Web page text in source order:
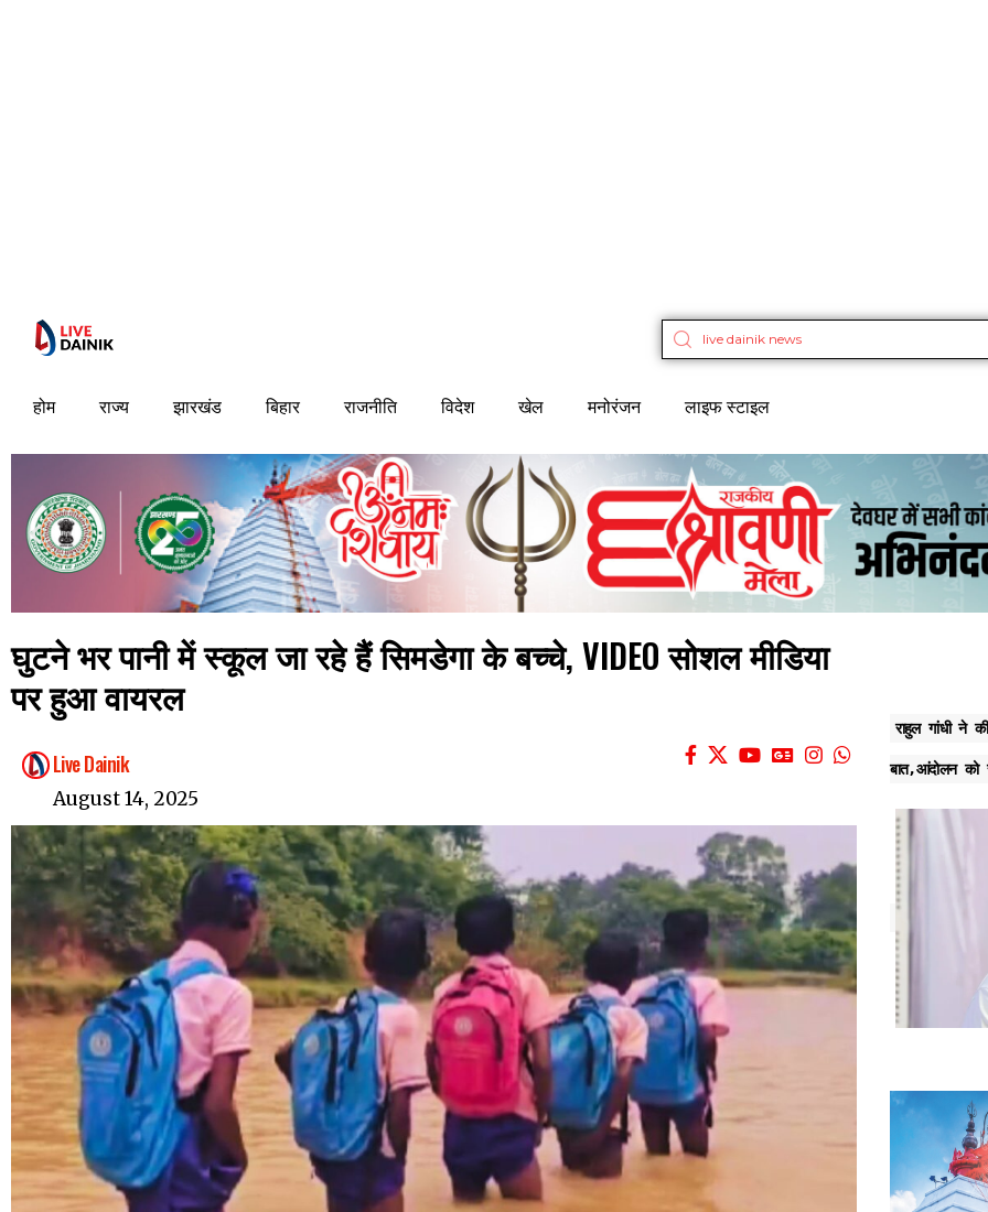
होम राज्य झारखंड बिहार राजनीति विदेश खेल मनोरंजन लाइफ स्टाइल
घुटने भर पानी में स्कूल जा रहे हैं सिमडेगा के बच्चे, VIDEO सोशल मीडिया
पर हुआ वायरल
Live Dainik
August 14, 2025
राहुल गांधी ने
बात,आंदोलन को